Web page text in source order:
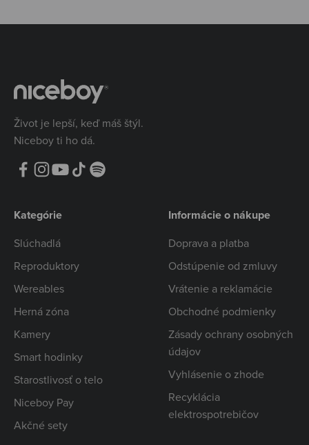
Život je lepší, keď máš štýl.
Niceboy ti ho dá.
Kategórie
Slúchadlá
Reproduktory
Wereables
Herná zóna
Kamery
Smart hodinky
Starostlivosť o telo
Niceboy Pay
Akčné sety
Informácie o nákupe
Doprava a platba
Odstúpenie od zmluvy
Vrátenie a reklamácie
Obchodné podmienky
Zásady ochrany osobných
údajov
Vyhlásenie o zhode
Recyklácia
elektrospotrebičov